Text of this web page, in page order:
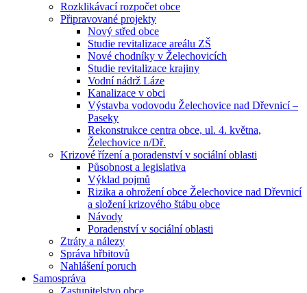
Rozklikávací rozpočet obce
Připravované projekty
Nový střed obce
Studie revitalizace areálu ZŠ
Nové chodníky v Želechovicích
Studie revitalizace krajiny
Vodní nádrž Láze
Kanalizace v obci
Výstavba vodovodu Želechovice nad Dřevnicí –
Paseky
Rekonstrukce centra obce, ul. 4. května,
Želechovice n/Dř.
Krizové řízení a poradenství v sociální oblasti
Působnost a legislativa
Výklad pojmů
Rizika a ohrožení obce Želechovice nad Dřevnicí
a složení krizového štábu obce
Návody
Poradenství v sociální oblasti
Ztráty a nálezy
Správa hřbitovů
Nahlášení poruch
Samospráva
Zastupitelstvo obce